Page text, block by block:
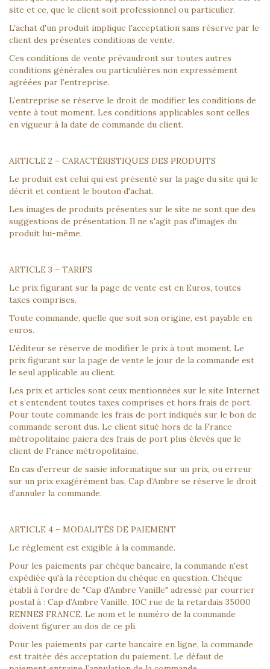
site et ce, que le client soit professionnel ou particulier.
L'achat d'un produit implique l'acceptation sans réserve par le
client des présentes conditions de vente.
Ces conditions de vente prévaudront sur toutes autres
conditions générales ou particulières non expressément
agréées par l’entreprise.
L’entreprise se réserve le droit de modifier les conditions de
vente à tout moment. Les conditions applicables sont celles
en vigueur à la date de commande du client.
ARTICLE 2 – CARACTÉRISTIQUES DES PRODUITS
Le produit est celui qui est présenté sur la page du site qui le
décrit et contient le bouton d'achat.
Les images de produits présentes sur le site ne sont que des
suggestions de présentation. Il ne s'agit pas d'images du
produit lui-même.
ARTICLE 3 – TARIFS
Le prix figurant sur la page de vente est en Euros, toutes
taxes comprises.
Toute commande, quelle que soit son origine, est payable en
euros.
L'éditeur se réserve de modifier le prix à tout moment. Le
prix figurant sur la page de vente le jour de la commande est
le seul applicable au client.
Les prix et articles sont ceux mentionnées sur le site Internet
et s’entendent toutes taxes comprises et hors frais de port.
Pour toute commande les frais de port indiqués sur le bon de
commande seront dus. Le client situé hors de la France
métropolitaine paiera des frais de port plus élevés que le
client de France métropolitaine.
En cas d’erreur de saisie informatique sur un prix, ou erreur
sur un prix exagérément bas, Cap d’Ambre se réserve le droit
d’annuler la commande.
ARTICLE 4 – MODALITÉS DE PAIEMENT
Le règlement est exigible à la commande.
Pour les paiements par chèque bancaire, la commande n'est
expédiée qu'à la réception du chèque en question. Chèque
établi à l’ordre de "Cap d’Ambre Vanille" adressé par courrier
postal à : Cap d’Ambre Vanille, 10C rue de la retardais 35000
RENNES FRANCE. Le nom et le numéro de la commande
doivent figurer au dos de ce pli.
Pour les paiements par carte bancaire en ligne, la commande
est traitée dès acceptation du paiement. Le défaut de